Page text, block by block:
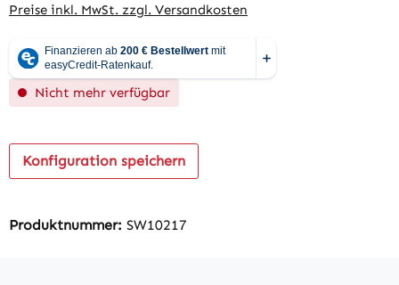
Preise inkl. MwSt. zzgl. Versandkosten
Nicht mehr verfügbar
Konfiguration speichern
Produktnummer: SW10217